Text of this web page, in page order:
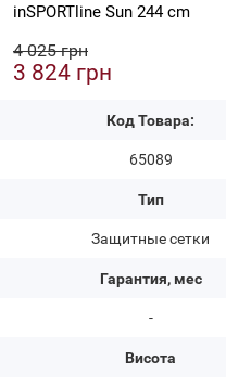
inSPORTline Sun 244 cm
4 025 грн
3 824 грн
Код Товара:
65089
Тип
Защитные сетки
Гарантия, мес
-
Висота